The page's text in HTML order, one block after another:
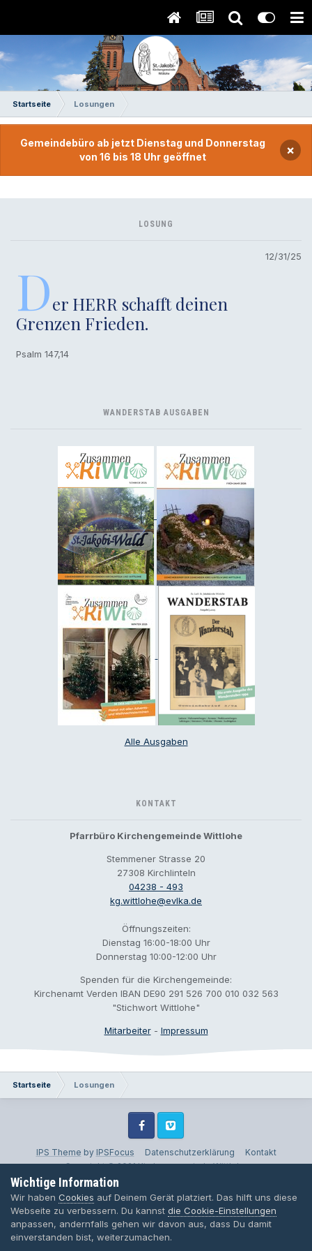
Startseite Losungen
Gemeindebüro ab jetzt Dienstag und Donnerstag
von 16 bis 18 Uhr geöffnet
×
LOSUNG
12/31/25
Der HERR schafft deinen
Grenzen Frieden.
Psalm 147,14
WANDERSTAB AUSGABEN
Alle Ausgaben
KONTAKT
Pfarrbüro Kirchengemeinde Wittlohe
Stemmener Strasse 20
27308 Kirchlinteln
04238 - 493
kg.wittlohe@evlka.de
Öffnungszeiten:
Dienstag 16:00-18:00 Uhr
Donnerstag 10:00-12:00 Uhr
Spenden für die Kirchengemeinde:
Kirchenamt Verden IBAN DE90 291 526 700 010 032 563
"Stichwort Wittlohe"
Mitarbeiter- Impressum
Startseite Losungen
IPS Theme by IPSFocus Datenschutzerklärung Kontakt
FacebookVimeo
Copyright © 2021 Kirchengemeinde Wittlohe
Powered by Invision Community
Wichtige Information
Wir haben Cookies auf Deinem Gerät platziert. Das hilft uns diese
Webseite zu verbessern. Du kannst die Cookie-Einstellungen
anpassen, andernfalls gehen wir davon aus, dass Du damit
einverstanden bist, weiterzumachen.